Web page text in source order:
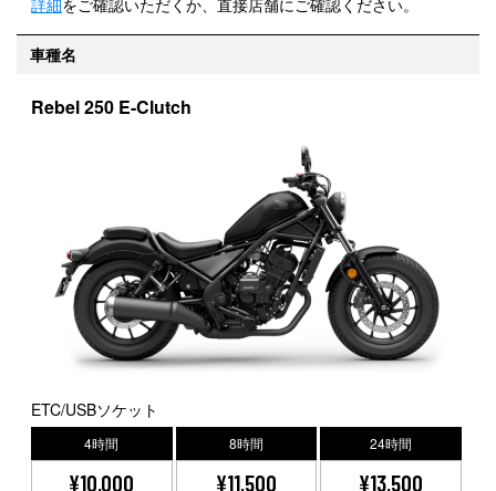
詳細をご確認いただくか、直接店舗にご確認ください。
車種名
Rebel 250 E-Clutch
ETC/USBソケット
4時間
¥10,000
8時間
¥11,500
24時間
¥13,500